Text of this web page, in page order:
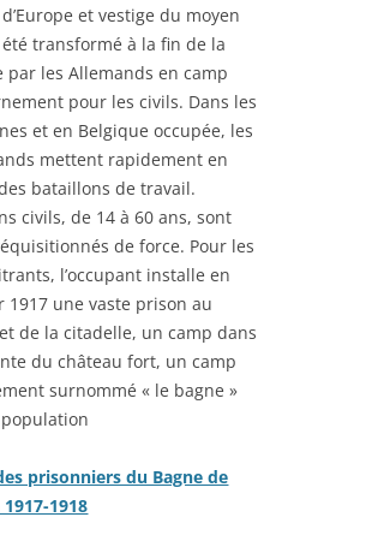
et vestige du moyen
été transformé à la fin de la
par les Allemands en camp
pour les civils. Dans les
et en Belgique occupée, les
mettent rapidement en
bataillons de travail.
civils, de 14 à 60 ans, sont
de force. Pour les
l’occupant installe en
1917 une vaste prison au
de la citadelle, un camp dans
du château fort, un camp
surnommé « le bagne »
prisonniers du Bagne de
1917-1918